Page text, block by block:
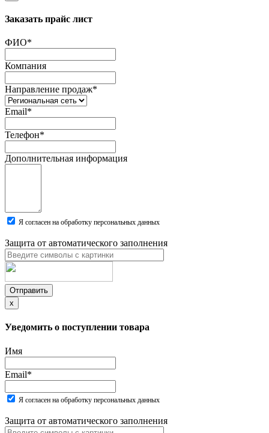
Заказать прайс лист
ФИО*
Компания
Направление продаж*
Email*
Телефон*
Дополнительная информация
Я согласен на обработку персональных данных
Защита от автоматического заполнения
Отправить
x
Уведомить о поступлении товара
Имя
Email*
Я согласен на обработку персональных данных
Защита от автоматического заполнения